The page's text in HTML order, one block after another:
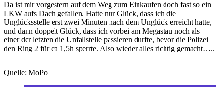
Da ist mir vorgestern auf dem Weg zum Einkaufen doch fast so ein
LKW aufs Dach gefallen. Hatte nur Glück, dass ich die
Unglücksstelle erst zwei Minuten nach dem Unglück erreicht hatte,
und dann doppelt Glück, dass ich vorbei am Megastau noch als
einer der letzten die Unfallstelle passieren durfte, bevor die Polizei
den Ring 2 für ca 1,5h sperrte. Also wieder alles richtig gemacht…..
Quelle: MoPo